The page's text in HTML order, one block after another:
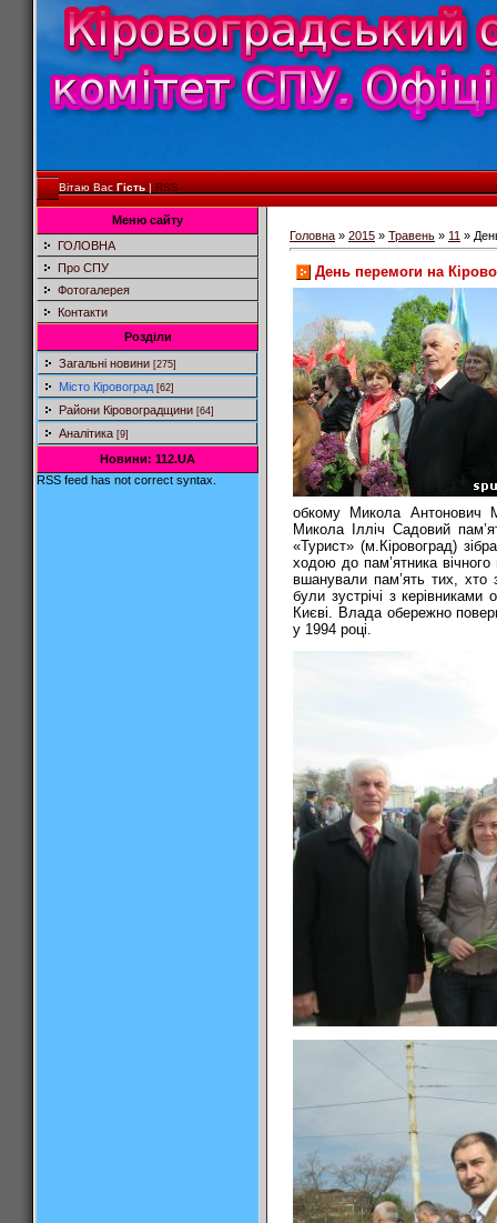
Вітаю Вас Гість|RSS
Меню сайту
ГОЛОВНА
Про СПУ
Фотогалерея
Контакти
Розділи
Загальні новини [275]
Місто Кіровоград [62]
Райони Кіровоградщини [64]
Аналітика [9]
Новини: 112.UA
RSS feed has not correct syntax.
Головна » 2015 » Травень » 11 »
День перемоги на
обкому Микола Антонович
Микола Ілліч Садовий
«Турист» (м.Кіровоград)
ходою до пам’ятника
вшанували пам’ять тих, хто
були зустрічі з
Києві. Влада обережно
у 1994 році.